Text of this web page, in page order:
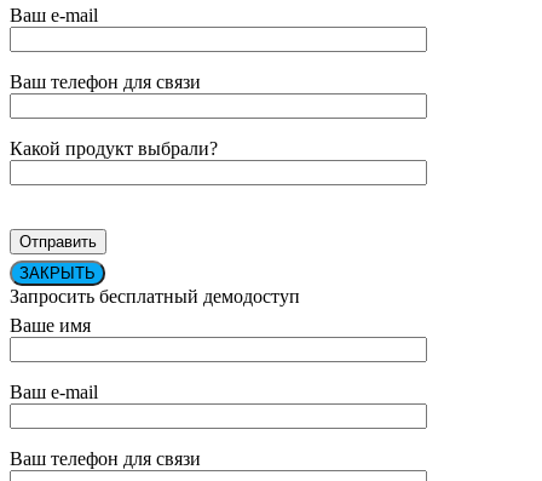
Ваш e-mail
Ваш телефон для связи
Какой продукт выбрали?
ЗАКРЫТЬ
Запросить бесплатный демодоступ
Ваше имя
Ваш e-mail
Ваш телефон для связи